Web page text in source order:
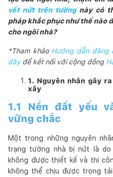
vết nứt trên tườngnày có
pháp khắc phục như thế nào
cho ngôi nhà?
*Tham khảo Hướng dẫn đăng
đâyđể kết nối với cộng đồng
1. Nguyên nhân gây
xây
1.1 Nền đất yếu
vững chắc
Một trong những nguyên
trạng tường nhà bị nứt là
không được thiết kế và thi
không thể chịu được trọng